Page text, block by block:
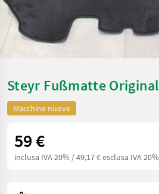
Steyr Fußmatte Original
Macchine nuove
59 €
inclusa IVA 20% / 49,17 € esclusa IVA 20%